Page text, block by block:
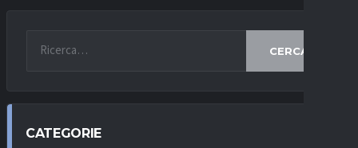
CERCA
CATEGORIE